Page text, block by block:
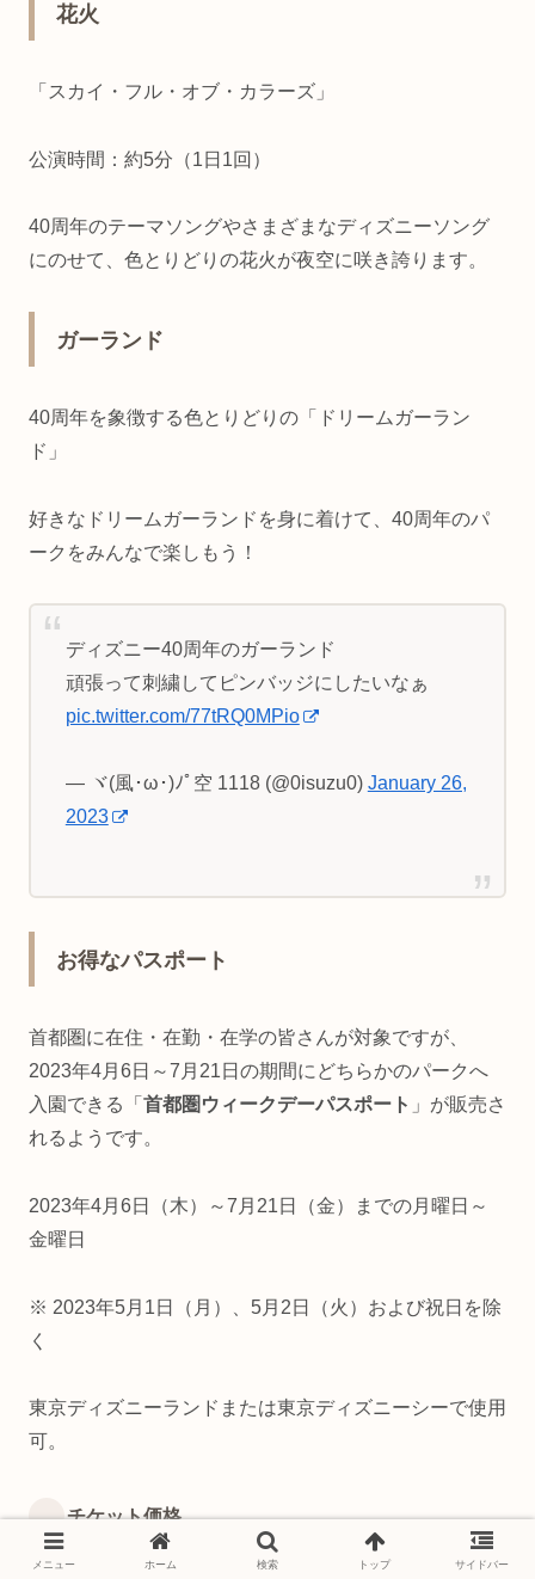
花火
「スカイ・フル・オブ・カラーズ」
公演時間：約5分（1日1回）
40周年のテーマソングやさまざまなディズニーソング
にのせて、色とりどりの花火が夜空に咲き誇ります。
ガーランド
40周年を象徴する色とりどりの「ドリームガーラン
ド」
好きなドリームガーランドを身に着けて、40周年のパ
ークをみんなで楽しもう！
ディズニー40周年のガーランド
頑張って刺繍してピンバッジにしたいなぁ
pic.twitter.com/77tRQ0MPio
— ヾ(風･ω･)ﾉﾟ空 1118 (@0isuzu0) January 26,
2023
お得なパスポート
首都圏に在住・在勤・在学の皆さんが対象ですが、
2023年4月6日～7月21日の期間にどちらかのパークへ
入園できる「 首都圏ウィークデーパスポート 」が販売さ
れるようです。
2023年4月6日（木）～7月21日（金）までの月曜日～
金曜日
※ 2023年5月1日（月）、5月2日（火）および祝日を除
く
東京ディズニーランドまたは東京ディズニーシーで使用
可。
チケット価格
メニュー ホーム 検索 トップ サイドバー